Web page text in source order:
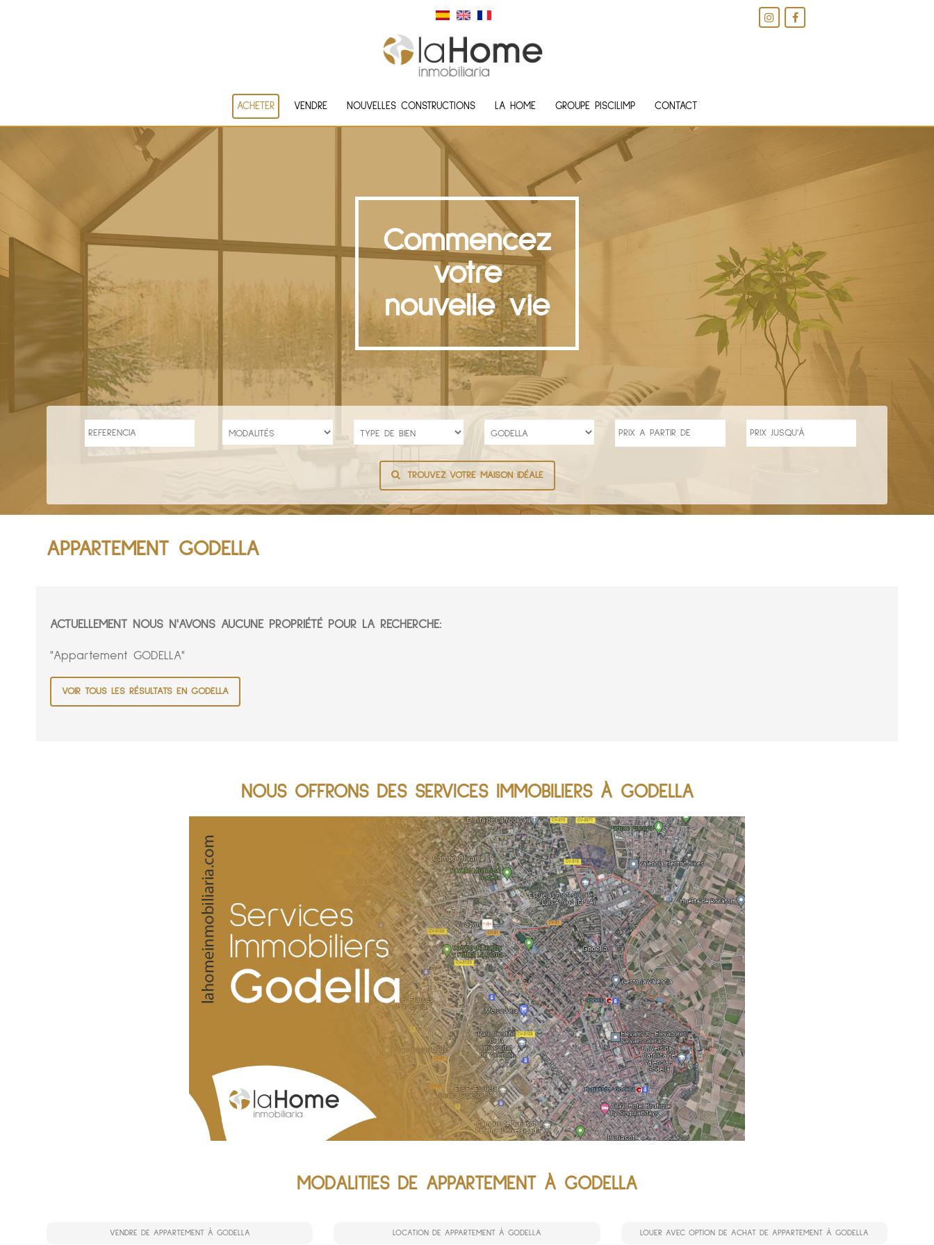
ACHETER VENDRE NOUVELLES CONSTRUCTIONS LA HOME GROUPE PISCILIMP CONTACT
Commencez
votre
nouvelle vie
TROUVEZ VOTRE MAISON IDÉALE
APPARTEMENT GODELLA
ACTUELLEMENT NOUS N'AVONS AUCUNE PROPRIÉTÉ POUR LA RECHERCHE:
"Appartement GODELLA"
VOIR TOUS LES RÉSULTATS EN GODELLA
NOUS OFFRONS DES SERVICES IMMOBILIERS À GODELLA
MODALITIES DE APPARTEMENT À GODELLA
VENDRE DE APPARTEMENT À GODELLA LOCATION DE APPARTEMENT À GODELLA LOUER AVEC OPTION DE ACHAT DE APPARTEMENT À GODELLA